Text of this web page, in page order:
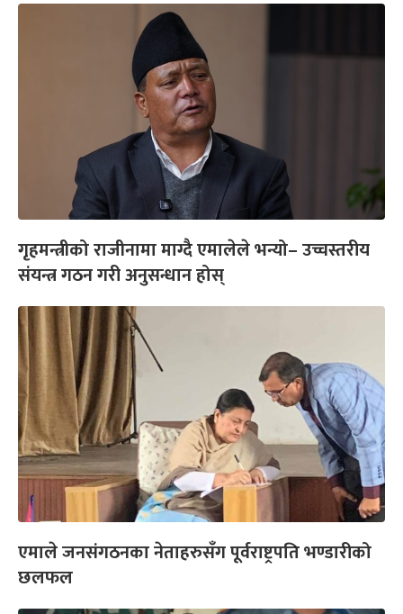
गृहमन्त्रीको राजीनामा माग्दै एमालेले भन्यो– उच्चस्तरीय
संयन्त्र गठन गरी अनुसन्धान होस्
एमाले जनसंगठनका नेताहरुसँग पूर्वराष्ट्रपति भण्डारीको
छलफल